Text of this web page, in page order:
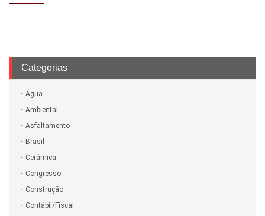
Categorias
Água
Ambiental
Asfaltamento
Brasil
Cerâmica
Congresso
Construção
Contábil/Fiscal